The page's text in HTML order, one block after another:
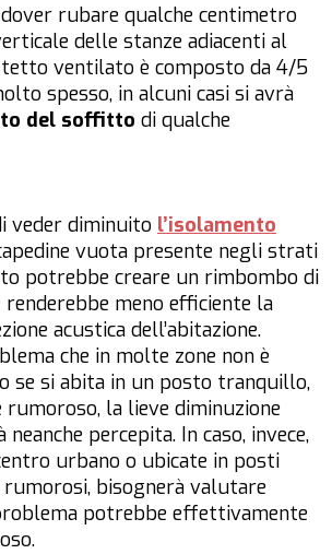
rubare qualche centimetro
delle stanze adiacenti al
ventilato è composto da 4/5
spesso, in alcuni casi si avrà
del soffitto di qualche
veder diminuito l’isolamento
vuota presente negli strati
potrebbe creare un rimbombo di
renderebbe meno efficiente la
acustica dell’abitazione.
che in molte zone non è
se si abita in un posto tranquillo,
la lieve diminuzione
percepita. In caso, invece,
urbano o ubicate in posti
bisognerà valutare
potrebbe effettivamente